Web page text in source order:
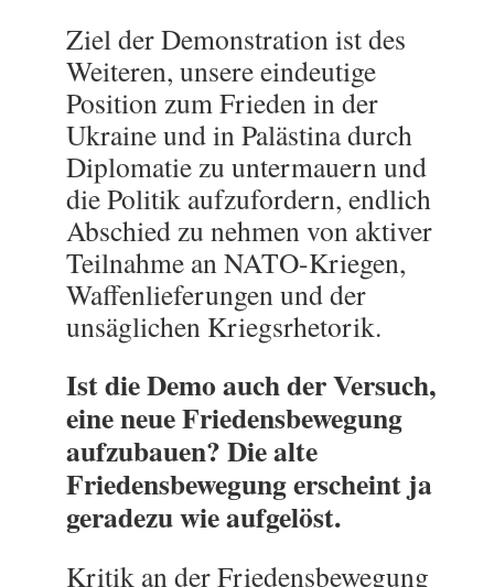
Ziel der Demonstration ist des
Weiteren, unsere eindeutige
Position zum Frieden in der
Ukraine und in Palästina durch
Diplomatie zu untermauern und
die Politik aufzufordern, endlich
Abschied zu nehmen von aktiver
Teilnahme an NATO-Kriegen,
Waffenlieferungen und der
unsäglichen Kriegsrhetorik.
Ist die Demo auch der Versuch,
eine neue Friedensbewegung
aufzubauen? Die alte
Friedensbewegung erscheint ja
geradezu wie aufgelöst.
Kritik an der Friedensbewegung